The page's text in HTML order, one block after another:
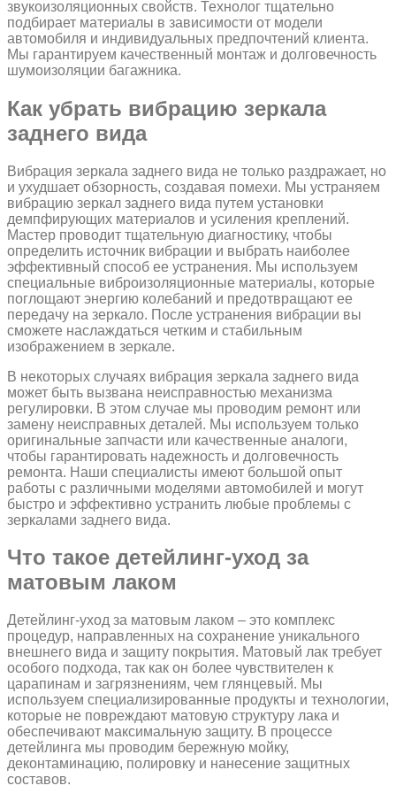
звукоизоляционных свойств. Технолог тщательно
подбирает материалы в зависимости от модели
автомобиля и индивидуальных предпочтений клиента.
Мы гарантируем качественный монтаж и долговечность
шумоизоляции багажника.
Как убрать вибрацию зеркала
заднего вида
Вибрация зеркала заднего вида не только раздражает, но
и ухудшает обзорность, создавая помехи. Мы устраняем
вибрацию зеркал заднего вида путем установки
демпфирующих материалов и усиления креплений.
Мастер проводит тщательную диагностику, чтобы
определить источник вибрации и выбрать наиболее
эффективный способ ее устранения. Мы используем
специальные виброизоляционные материалы, которые
поглощают энергию колебаний и предотвращают ее
передачу на зеркало. После устранения вибрации вы
сможете наслаждаться четким и стабильным
изображением в зеркале.
В некоторых случаях вибрация зеркала заднего вида
может быть вызвана неисправностью механизма
регулировки. В этом случае мы проводим ремонт или
замену неисправных деталей. Мы используем только
оригинальные запчасти или качественные аналоги,
чтобы гарантировать надежность и долговечность
ремонта. Наши специалисты имеют большой опыт
работы с различными моделями автомобилей и могут
быстро и эффективно устранить любые проблемы с
зеркалами заднего вида.
Что такое детейлинг-уход за
матовым лаком
Детейлинг-уход за матовым лаком – это комплекс
процедур, направленных на сохранение уникального
внешнего вида и защиту покрытия. Матовый лак требует
особого подхода, так как он более чувствителен к
царапинам и загрязнениям, чем глянцевый. Мы
используем специализированные продукты и технологии,
которые не повреждают матовую структуру лака и
обеспечивают максимальную защиту. В процессе
детейлинга мы проводим бережную мойку,
деконтаминацию, полировку и нанесение защитных
составов.